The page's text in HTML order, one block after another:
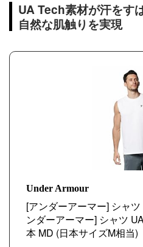
UA Tech素材が汗をす
自然な肌触りを実現
Under Armour
[アンダーアーマー] シャ
ンダーアーマー] シャツ
本 MD (日本サイズM相当)